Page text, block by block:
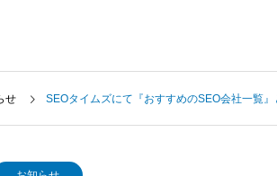
せ SEOタイムズにて『おすすめのSEO会社一覧